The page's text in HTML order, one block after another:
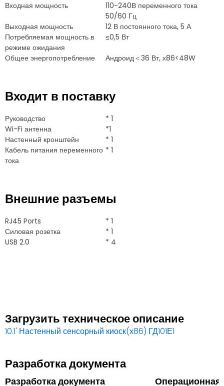
Входная мощность
110-240В переменного тока
50/60 Гц
Выходная мощность
12 В постоянного тока, 5 А
Потребляемая мощность в
режиме ожидания
≤0,5 Вт
Общее энергопотребление Андроид＜36 Вт, х86<48W
Входит в поставку
Руководство
* 1
Wi-Fi антенна
*1
Настенный кронштейн
* 1
Кабель питания переменного
тока
* 1
Внешние разъемы
RJ45 Ports
* 1
Силовая розетка
* 1
USB 2.0
* 4
Загрузить техническое описание
10.1' Настенный сенсорный киоск(х86) ГД101Е1
Разработка документа
Разработка документа Операционная